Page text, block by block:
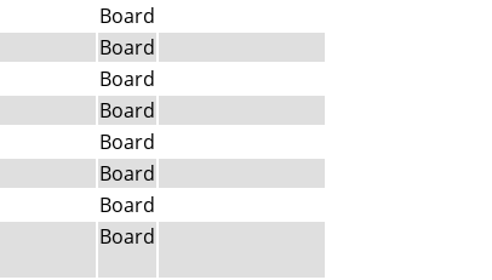
Board
Board
Board
Board
Board
Board
Board
Board